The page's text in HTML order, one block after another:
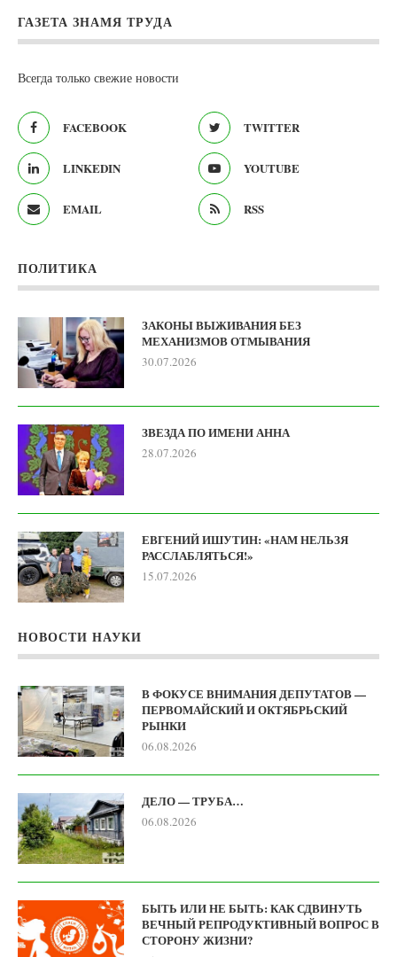
ГАЗЕТА ЗНАМЯ ТРУДА
Всегда только свежие новости
FACEBOOK TWITTER
LINKEDIN YOUTUBE
EMAIL RSS
ПОЛИТИКА
ЗАКОНЫ ВЫЖИВАНИЯ БЕЗ
МЕХАНИЗМОВ ОТМЫВАНИЯ
30.07.2026
ЗВЕЗДА ПО ИМЕНИ АННА
28.07.2026
ЕВГЕНИЙ ИШУТИН: «НАМ НЕЛЬЗЯ
РАССЛАБЛЯТЬСЯ!»
15.07.2026
НОВОСТИ НАУКИ
В ФОКУСЕ ВНИМАНИЯ ДЕПУТАТОВ —
ПЕРВОМАЙСКИЙ И ОКТЯБРЬСКИЙ
РЫНКИ
06.08.2026
ДЕЛО — ТРУБА…
06.08.2026
БЫТЬ ИЛИ НЕ БЫТЬ: КАК СДВИНУТЬ
ВЕЧНЫЙ РЕПРОДУКТИВНЫЙ ВОПРОС В
СТОРОНУ ЖИЗНИ?